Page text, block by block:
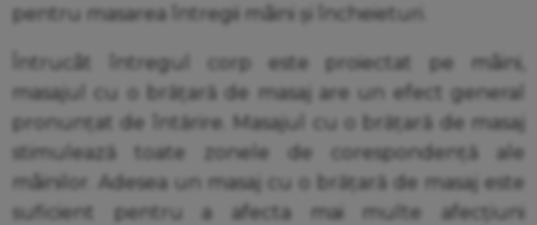
pentru masarea întregii mâini și încheieturi.
Întrucât întregul corp este proiectat pe mâini,
masajul cu o brățară de masaj are un efect general
pronunțat de întărire. Masajul cu o brățară de masaj
stimulează toate zonele de corespondență ale
mâinilor. Adesea un masaj cu o brățară de masaj este
suficient pentru a afecta mai multe afecțiuni